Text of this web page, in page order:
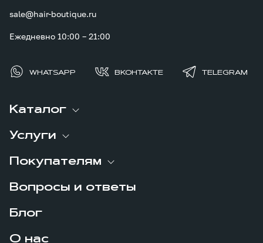
Каталог
Услуги
Покупателям
Вопросы и ответы
Блог
О нас
sale@hair-boutique.ru
Ежедневно 10:00 – 21:00
WHATSAPP ВКОНТАКТЕ TELEGRAM